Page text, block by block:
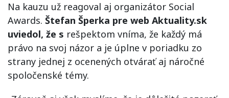
Na kauzu už reagoval aj organizátor Social
Awards. Štefan Šperka pre web Aktuality.sk
uviedol, že s rešpektom vníma, že každý má
právo na svoj názor a je úplne v poriadku zo
strany jednej z ocenených otvárať aj náročné
spoločenské témy.